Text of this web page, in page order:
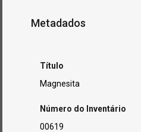
Metadados
Título
Magnesita
Número do Inventário
00619